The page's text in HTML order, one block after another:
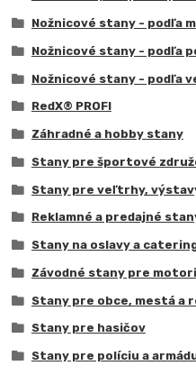
Nožnicové stany - podľa
Nožnicové stany - podľa
Nožnicové stany - podľa
RedX® PROFI
Záhradné a hobby stany
Stany pre športové
Stany pre veľtrhy,
Reklamné a predajné
Stany na oslavy a
Závodné stany pre
Stany pre obce, mestá a
Stany pre hasičov
Stany pre políciu a